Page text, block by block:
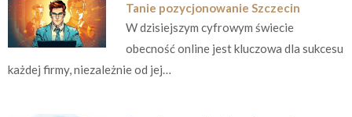
Tanie pozycjonowanie Szczecin
W dzisiejszym cyfrowym świecie
obecność online jest kluczowa dla sukcesu
każdej firmy, niezależnie od jej…